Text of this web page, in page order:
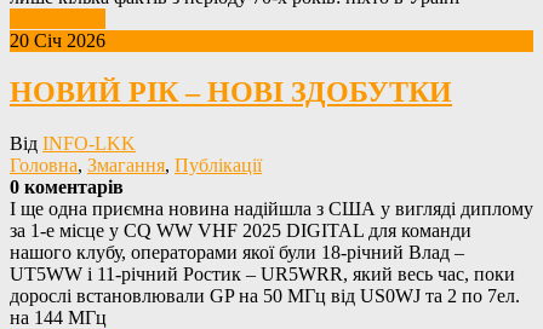
20 Січ 2026
НОВИЙ РІК – НОВІ ЗДОБУТКИ
Від INFO-LKK
Головна, Змагання, Публікації
0 коментарів
І ще одна приємна новина надійшла з США у вигляді диплому
за 1-е місце у CQ WW VHF 2025 DIGITAL для команди
нашого клубу, операторами якої були 18-річний Влад –
UT5WW i 11-річний Ростик – UR5WRR, який весь час, поки
дорослі встановлювали GP на 50 МГц від US0WJ та 2 по 7ел.
на 144 МГц